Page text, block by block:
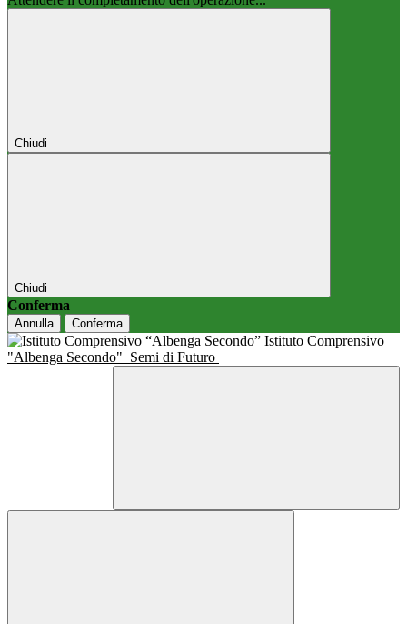
Chiudi
Chiudi
Conferma
Annulla Conferma
Istituto Comprensivo
"Albenga Secondo" Semi di Futuro